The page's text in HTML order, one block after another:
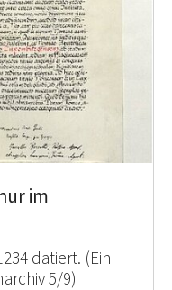
im
datiert. (Ein
5/9)